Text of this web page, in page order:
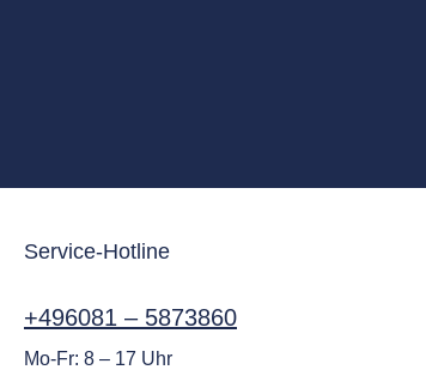
Service-Hotline
+496081 – 5873860
Mo-Fr: 8 – 17 Uhr